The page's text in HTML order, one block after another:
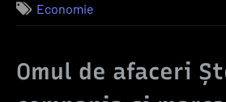
Economie
Omul de afaceri